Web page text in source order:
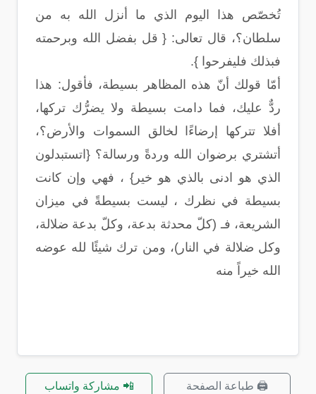
تُخصّص هذا اليوم الذي ما أنزل الله به من
سلطان؟، قال تعالى: { قل بفضل الله وبرحمته
فبذلك فليفرحوا }.
أمّا قولك أنّ هذه المظاهر بسيطة، فأقول: هذا
ردٌّ عليك، فما دامت بسيطة ولا يضرُّك تركها،
أفلا تتركها إرضاءًا لخالق السموات والأرض؟،
أتشتري برضوان الله وردةً ورسالة؟ {اتستبدلون
الذي هو ادنى بالذي هو خير} ، فهي وإن كانت
بسيطة في نظرك ، ليست بسيطةً في ميزان
الشريعة، فـ (كلّ محدثة بدعة، وكلّ بدعة ضلالة،
وكل ضلالة في النار)، ومن ترك شيئًا لله عوضه
الله خيراً منه
🖨️ طباعة الصفحة 📲 مشاركة واتساب